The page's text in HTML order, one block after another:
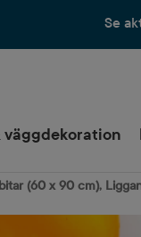
Se
väggdekoration
(60 x 90 cm),